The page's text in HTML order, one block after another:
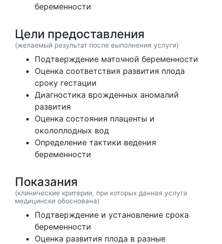
беременности
Цели предоставления
(желаемый результат после выполнения услуги)
Подтверждение маточной беременности
Оценка соответствия развития плода
сроку гестации
Диагностика врожденных аномалий
развития
Оценка состояния плаценты и
околоплодных вод
Определение тактики ведения
беременности
Показания
(клинические критерии, при которых данная услуга
медицински обоснована)
Подтверждение и установление срока
беременности
Оценка развития плода в разные